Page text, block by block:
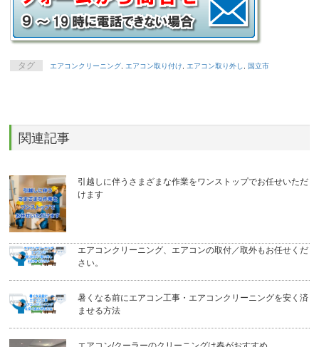
タグ エアコンクリーニング エアコン取り付け エアコン取り外し 国立市
関連記事
引越しに伴うさまざまな作業をワンストップでお任せいただ
けます
エアコンクリーニング、エアコンの取付／取外もお任せくだ
さい。
暑くなる前にエアコン工事・エアコンクリーニングを安く済
ませる方法